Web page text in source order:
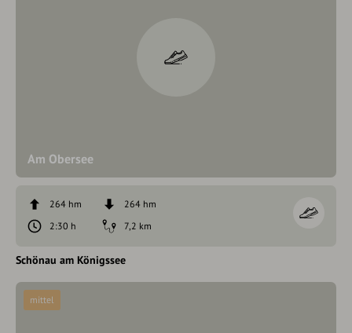
Am Obersee
264 hm
264 hm
2:30 h
7,2 km
Schönau am Königssee
mittel